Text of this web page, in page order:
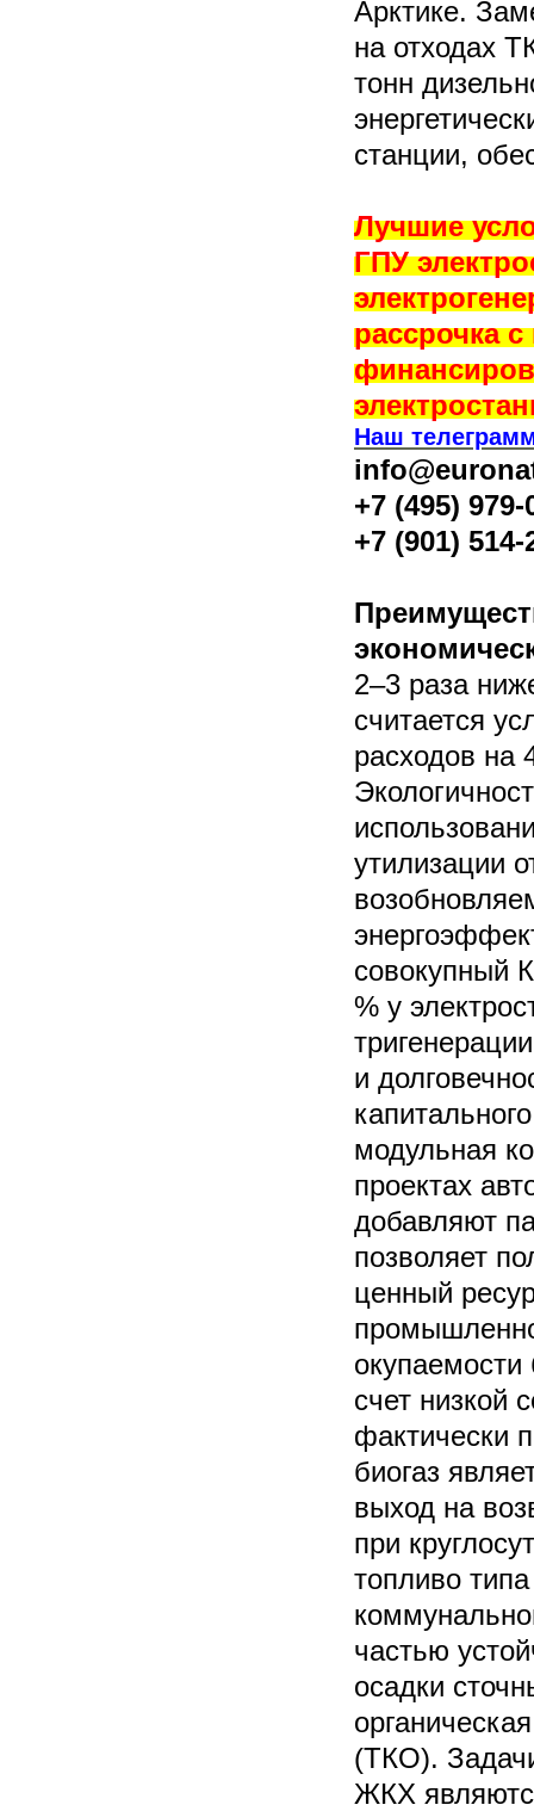
Арктике.
на отходах
тонн
станции,
Лучшие
ГПУ
рассрочка
Наш
+7 (495) 979-
+7 (901) 514-
2–3 раза
считается
расходов на
утилизации
совокупный
% у
и
модульная
проектах
добавляют
позволяет
ценный
окупаемости
счет низкой
фактически
биогаз
выход на
при
топливо
частью
осадки
(ТКО).
ЖКХ